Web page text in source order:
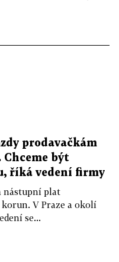
prodavačkám
být
říká vedení firmy
nástupní plat
V Praze a okolí
se...